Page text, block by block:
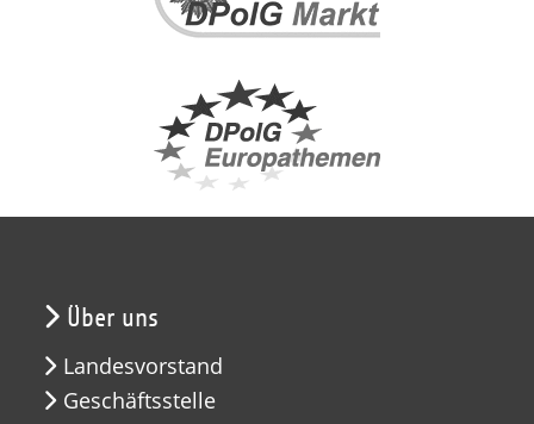
Über uns
Landesvorstand
Geschäftsstelle